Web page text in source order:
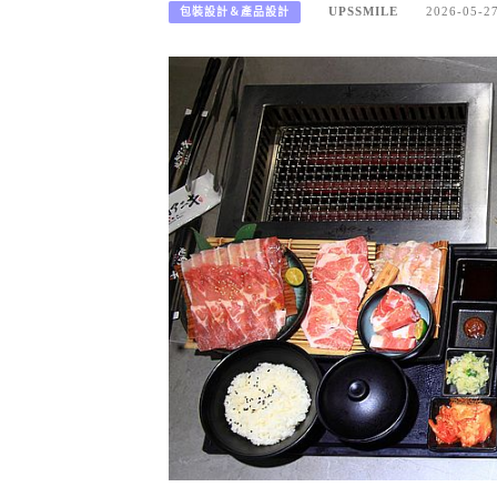
包裝設計＆產品設計 UPSSMILE 2026-05-